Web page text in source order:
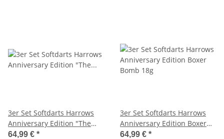
3er Set Softdarts Harrows
Anniversary Edition "The
Original" 18g
64,99 € *
3er Set Softdarts Harrows
Anniversary Edition Boxer
Bomb 18g
64,99 € *